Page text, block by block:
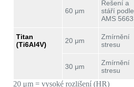
60 μm
Řešení a
stáří podle
AMS 5663
Titan
(Ti6Al4V)
20 μm
Zmírnění
stresu
30 μm
Zmírnění
stresu
20 μm = vysoké rozlišení (HR)